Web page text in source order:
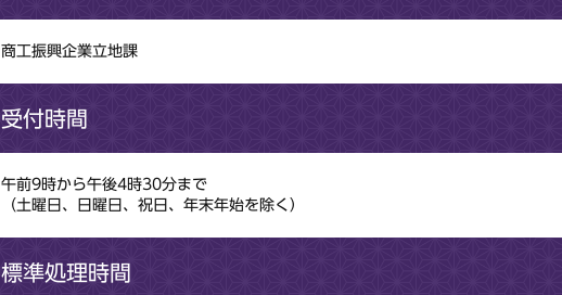
商工振興企業立地課
受付時間
午前9時から午後4時30分まで
（土曜日、日曜日、祝日、年末年始を除く）
標準処理時間